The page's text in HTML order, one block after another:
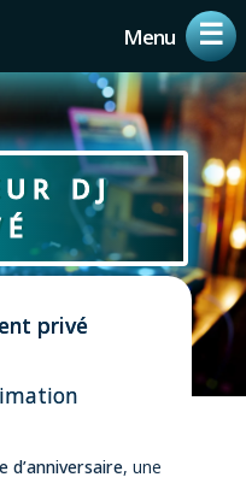
Menu
DJ
privé
d’anniversaire, une
Close
Menu